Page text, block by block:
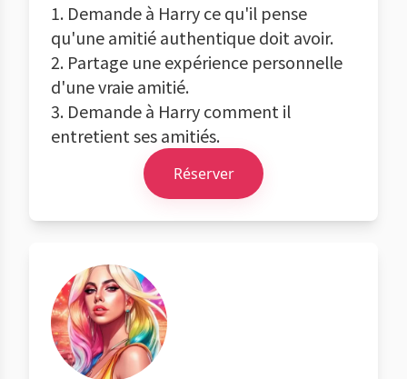
1. Demande à Harry ce qu'il pense
qu'une amitié authentique doit avoir.
2. Partage une expérience personnelle
d'une vraie amitié.
3. Demande à Harry comment il
entretient ses amitiés.
Réserver